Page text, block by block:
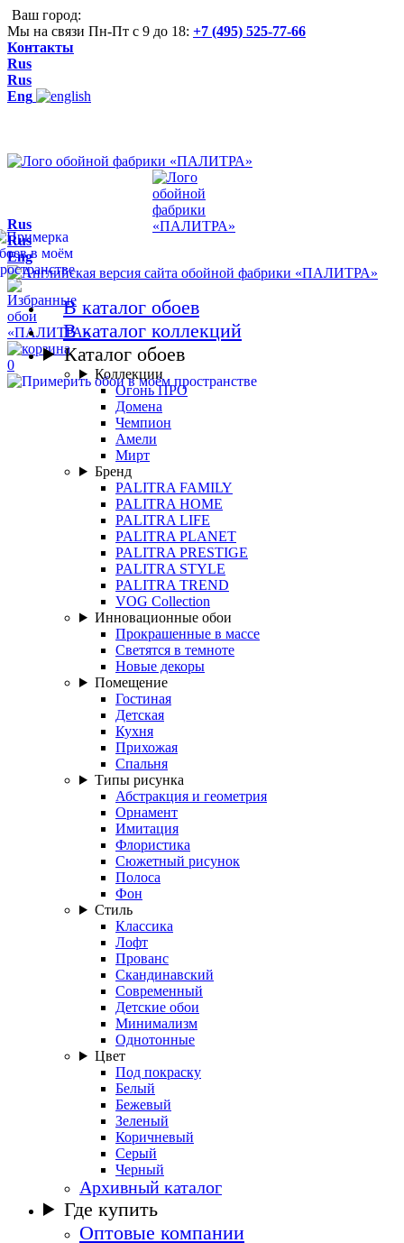
Ваш город:
Мы на связи Пн-Пт с 9 до 18: +7 (495) 525-77-66
Контакты
Rus
Rus
Eng
0
Rus
Rus
Eng
В каталог обоев
В каталог коллекций
Каталог обоев
Коллекции
Огонь ПРО
Домена
Чемпион
Амели
Мирт
Бренд
PALITRA FAMILY
PALITRA HOME
PALITRA LIFE
PALITRA PLANET
PALITRA PRESTIGE
PALITRA STYLE
PALITRA TREND
VOG Collection
Инновационные обои
Прокрашенные в массе
Светятся в темноте
Новые декоры
Помещение
Гостиная
Детская
Кухня
Прихожая
Спальня
Типы рисунка
Абстракция и геометрия
Орнамент
Имитация
Флористика
Сюжетный рисунок
Полоса
Фон
Стиль
Классика
Лофт
Прованс
Скандинавский
Современный
Детские обои
Минимализм
Однотонные
Цвет
Под покраску
Белый
Бежевый
Зеленый
Коричневый
Серый
Черный
Архивный каталог
Где купить
Оптовые компании